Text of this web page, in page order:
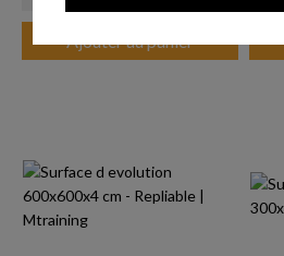
Ajouter au panier